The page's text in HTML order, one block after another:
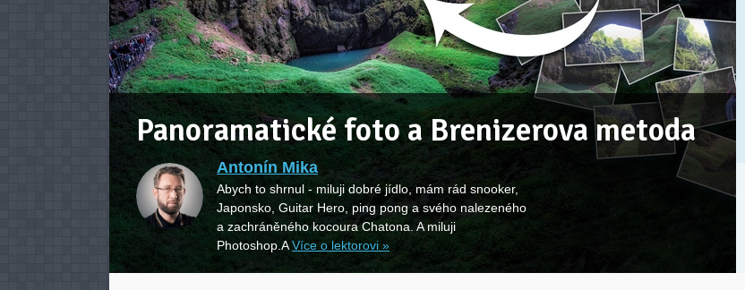
Panoramatické foto a Brenizerova metoda
Antonín Mika
Abych to shrnul - miluji dobré jídlo, mám rád snooker,
Japonsko, Guitar Hero, ping pong a svého nalezeného
a zachráněného kocoura Chatona. A miluji
Photoshop.AVíce o lektorovi »